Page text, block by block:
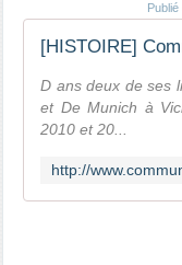
Publié
D ans deux de ses
et De Munich à
2010 et 20...